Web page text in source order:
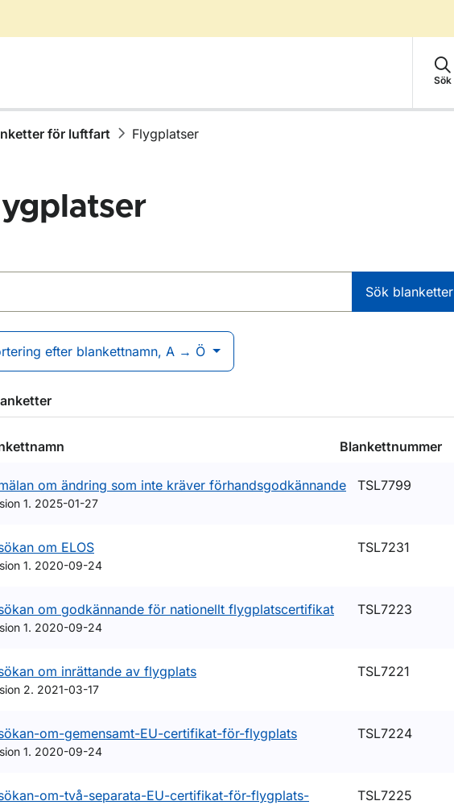
Sök
för luftfart Flygplatser
Sök blanketter
efter blankettnamn, A → Ö
Blankettnummer
om ändring som inte kräver förhandsgodkännande
1. 2025-01-27
TSL7799
om ELOS
1. 2020-09-24
TSL7231
om godkännande för nationellt flygplatscertifikat
1. 2020-09-24
TSL7223
om inrättande av flygplats
2. 2021-03-17
TSL7221
om-gemensamt-EU-certifikat-för-flygplats
1. 2020-09-24
TSL7224
om-två-separata-EU-certifikat-för-flygplats-
TSL7225